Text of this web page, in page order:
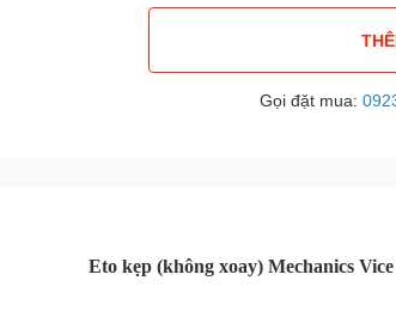
Gọi đặt mua:
Eto kẹp (không xoay) Mechanics